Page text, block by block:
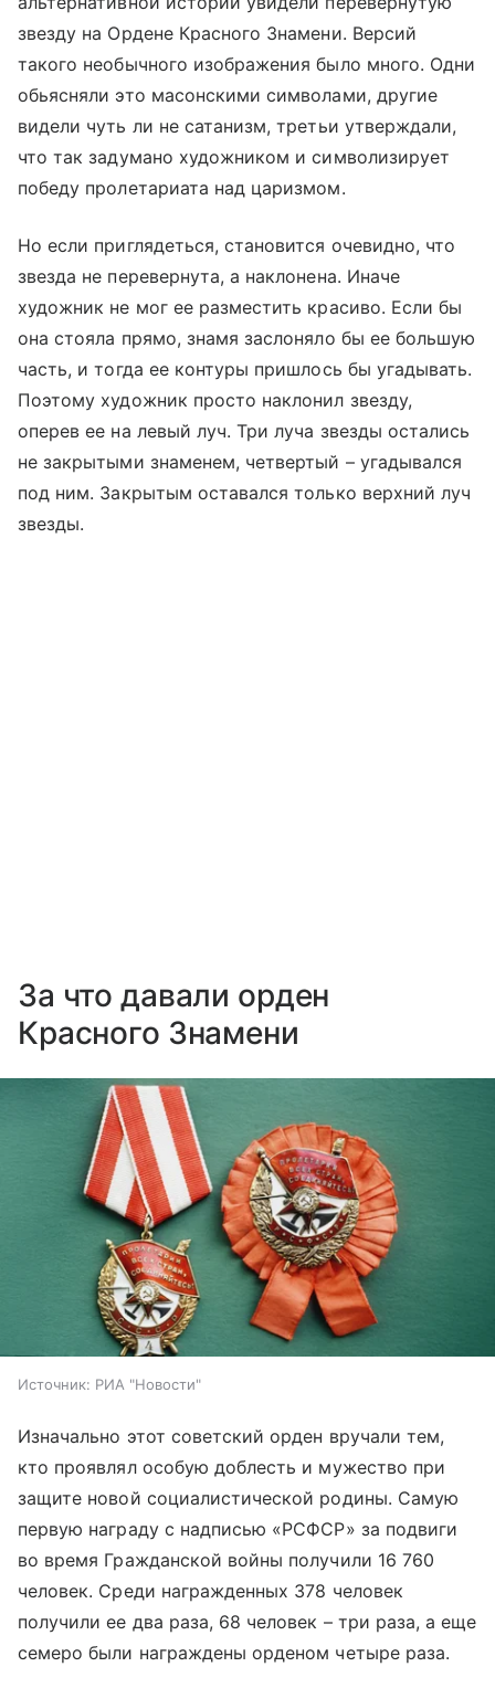
звезду на Ордене Красного Знамени. Версий
такого необычного изображения было много. Одни
обьясняли это масонскими символами, другие
видели чуть ли не сатанизм, третьи утверждали,
что так задумано художником и символизирует
победу пролетариата над царизмом.
Но если приглядеться, становится очевидно, что
звезда не перевернута, а наклонена. Иначе
художник не мог ее разместить красиво. Если бы
она стояла прямо, знамя заслоняло бы ее большую
часть, и тогда ее контуры пришлось бы угадывать.
Поэтому художник просто наклонил звезду,
оперев ее на левый луч. Три луча звезды остались
не закрытыми знаменем, четвертый – угадывался
под ним. Закрытым оставался только верхний луч
звезды.
За что давали орден
Красного Знамени
Источник: РИА "Новости"
Изначально этот советский орден вручали тем,
кто проявлял особую доблесть и мужество при
защите новой социалистической родины. Самую
первую награду с надписью «РСФСР» за подвиги
во время Гражданской войны получили 16 760
человек. Среди награжденных 378 человек
получили ее два раза, 68 человек – три раза, а еще
семеро были награждены орденом четыре раза.